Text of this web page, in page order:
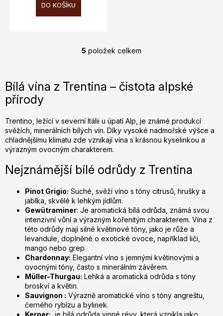
DO KOŠÍKU
O
á
c
í
p
r
v
k
y
v
ý
p
i
s
5 položek celkem
Bílá vína z Trentina – čistota alpské
přírody
Trentino, ležící v severní Itálii u úpatí Alp, je známé produkcí
svěžích, minerálních bílých vín. Díky vysoké nadmořské výšce a
chladnějšímu klimatu zde vznikají vína s krásnou kyselinkou a
výrazným ovocným charakterem.
Nejznámější bílé odrůdy z Trentina
Pinot Grigio: Suché, svěží víno s tóny citrusů, hrušky a
jablka, skvělé k lehkým jídlům.
Gewütraminer: Je aromatická bílá odrůda, známá svou
intenzivní vůní a výrazným kořenitým charakterem. Vína z
této odrůdy mají silné květinové tóny, jako je růže a
levandule, doplněné o exotické ovoce, například liči,
mango nebo grep
Chardonnay: Elegantní víno s jemnými květinovými a
ovocnými tóny, často s minerálním závěrem.
Müller-Thurgau: Lehká a aromatická odrůda s tóny
broskví a květin.
Sauvignon : Výrazně aromatické víno s tóny angreštu,
černého rybízu a bylinek.
Kerner: je bílá odrůda vinné révy, která vznikla jako